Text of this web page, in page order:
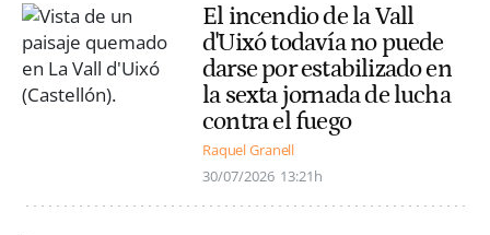
El incendio de la Vall
d'Uixó todavía no puede
darse por estabilizado en
la sexta jornada de lucha
contra el fuego
Raquel Granell
30/07/2026 13:21h